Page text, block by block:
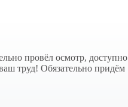
провёл осмотр, доступно
труд! Обязательно придём